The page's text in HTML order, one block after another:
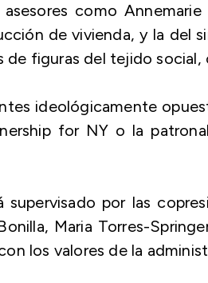
como
de vivienda, y la del
de figuras del tejido
ideológicamente
for NY o la
por las
Maria Torres-
los valores de la